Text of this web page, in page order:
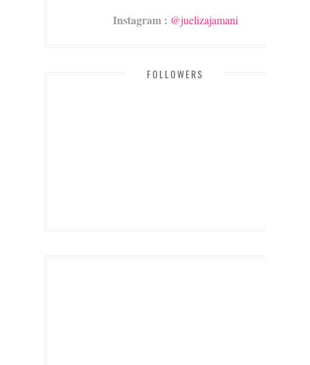
Instagram : @juelizajamani
FOLLOWERS